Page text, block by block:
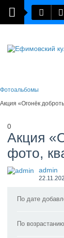
Фотоальбомы
Акция «Огонёк
0
Акция
фото,
admin
По дате
По возрастанию